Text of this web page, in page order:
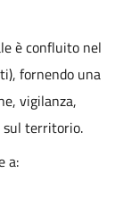
è confluito nel
fornendo una
vigilanza,
sul territorio.
a: